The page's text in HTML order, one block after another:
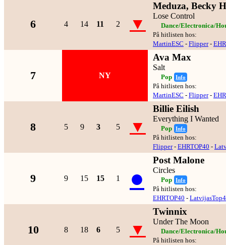
6 4 14 11 2 ▼
Meduza, Becky
Lose Control
Dance/Electronica/
På hitlisten hos:
MartinESC - Flipper-
7 NY
Ava Max
Salt
Pop Info
På hitlisten hos:
MartinESC - Flipper-
8 5 9 3 5 ▼
Billie Eilish
Everything I Wanted
Pop Info
På hitlisten hos:
Flipper- EHRTOP40 -
9 9 15 15 1 ●
Post Malone
Circles
Pop Info
På hitlisten hos:
EHRTOP40 -
10 8 18 6 5 ▼
Twinnix
Under The Moon
Dance/Electronica/
På hitlisten hos: